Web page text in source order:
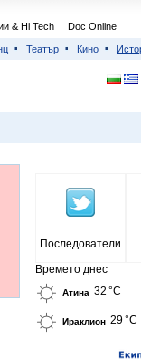
& Hi Tech Doc Online
Театър Кино
Последователи
Времето днес
Атина 32 °C
Ираклион 29 °C